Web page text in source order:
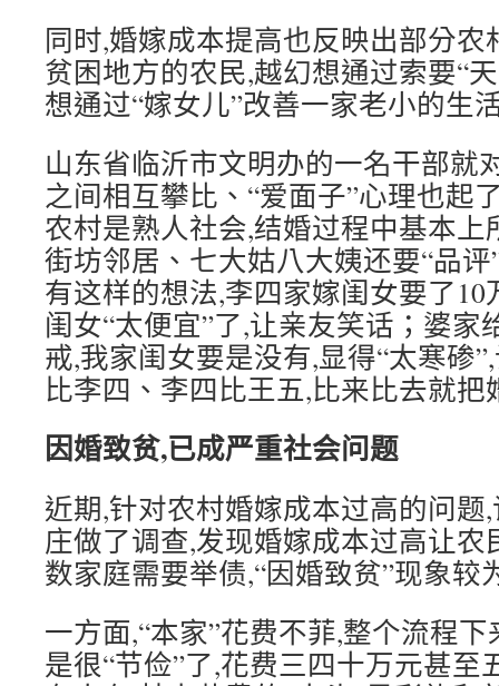
同时,婚嫁成本提高也反映出部分
贫困地方的农民,越幻想通过索要“
想通过“嫁女儿”改善一家老小的生
山东省临沂市文明办的一名干部就
之间相互攀比、“爱面子”心理也起
农村是熟人社会,结婚过程中基本上
街坊邻居、七大姑八大姨还要“品
有这样的想法,李四家嫁闺女要了10
闺女“太便宜”了,让亲友笑话；婆家
戒,我家闺女要是没有,显得“太寒
比李四、李四比王五,比来比去就
因婚致贫,已成严重社会问题
近期,针对农村婚嫁成本过高的问题
庄做了调查,发现婚嫁成本过高让
数家庭需要举债,“因婚致贫”现象较
一方面,“本家”花费不菲,整个流程
是很“节俭”了,花费三四十万元甚至